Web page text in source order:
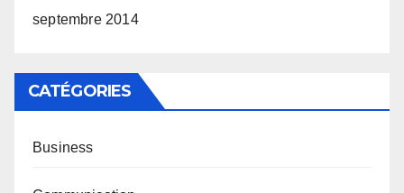
septembre 2014
CATÉGORIES
Business